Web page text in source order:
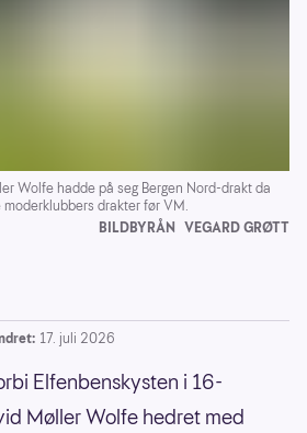
Wolfe hadde på seg Bergen Nord-drakt da
drakter før VM.
BILDBYRÅN VEGARD GRØTT
17. juli 2026
Elfenbenskysten i 16-
Møller Wolfe hedret med